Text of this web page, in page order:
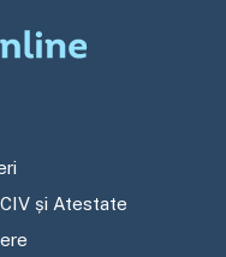
și Atestate